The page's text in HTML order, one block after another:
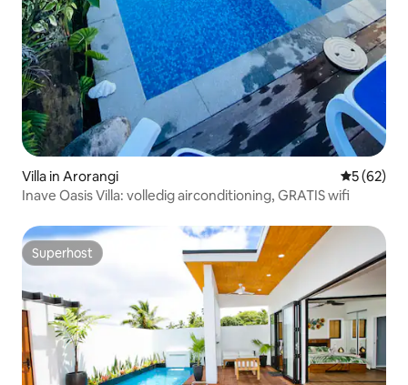
Villa in Arorangi
5 (62)
Inave Oasis Villa: volledig airconditioning, GRATIS wifi
Superhost
Superhost